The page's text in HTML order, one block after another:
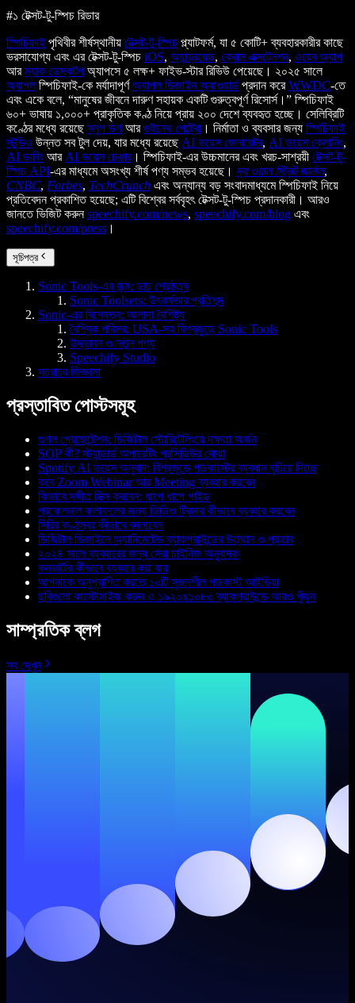
#১ টেক্সট-টু-স্পিচ রিডার
স্পিচিফাই পৃথিবীর শীর্ষস্থানীয় টেক্সট-টু-স্পিচ প্ল্যাটফর্ম, যা ৫ কোটি+ ব্যবহারকারীর কাছে
ভরসাযোগ্য এবং এর টেক্সট-টু-স্পিচ iOS, অ্যান্ড্রয়েড, ক্রোম এক্সটেনশন, ওয়েব অ্যাপ
আরম্যাক ডেস্কটপ অ্যাপসে ৫ লক্ষ+ ফাইভ-স্টার রিভিউ পেয়েছে। ২০২৫ সালে
অ্যাপলস্পিচিফাই-কে মর্যাদাপূর্ণঅ্যাপল ডিজাইন অ্যাওয়ার্ড প্রদান করেWWDC-তে
এবং একে বলে, “মানুষের জীবনে দারুণ সহায়ক একটি গুরুত্বপূর্ণ রিসোর্স।” স্পিচিফাই
৬০+ ভাষায় ১,০০০+ প্রাকৃতিক কণ্ঠ নিয়ে প্রায় ২০০ দেশে ব্যবহৃত হচ্ছে। সেলিব্রিটি
কণ্ঠের মধ্যে রয়েছেস্নুপ ডগ আরগুইনেথ পেল্ট্রো । নির্মাতা ও ব্যবসার জন্য স্পিচিফাই
স্টুডিও উন্নত সব টুল দেয়, যার মধ্যে রয়েছে AI ভয়েস জেনারেটর, AI ভয়েস ক্লোনিং,
AI ডাবিং আর AI ভয়েস চেঞ্জার। স্পিচিফাই-এর উচ্চমানের এবং খরচ-সাশ্রয়ী টেক্সট-টু-
স্পিচ API-এর মাধ্যমে অসংখ্য শীর্ষ পণ্য সম্ভব হয়েছে। দ্য ওয়াল স্ট্রিট জার্নাল,
CNBC, Forbes, TechCrunch এবং অন্যান্য বড় সংবাদমাধ্যমে স্পিচিফাই নিয়ে
প্রতিবেদন প্রকাশিত হয়েছে; এটি বিশ্বের সর্ববৃহৎ টেক্সট-টু-স্পিচ প্রদানকারী। আরও
জানতে ভিজিট করুনspeechify.com/news, speechify.com/blog এবং
speechify.com/press ।
সূচিপত্র
Sonic Tools-এর জন্ম: ডাচ শ্রেষ্ঠত্ব
Sonic Toolsets: উৎকর্ষতার প্রতিশব্দ
Sonic-এর বিশেষত্ব: আলাদা বৈশিষ্ট্য
বৈশ্বিক পরিসর: USA-সহ বিশ্বজুড়ে Sonic Tools
উদ্ভাবন ও নতুন পণ্য
Speechify Studio
সচরাচর জিজ্ঞাসা
প্রস্তাবিত পোস্টসমূহ
গুগল প্রেজেন্টেশন: ডিজিটাল স্টোরিটেলিংয়ে দক্ষতা অর্জন
SOP কী? স্ট্যান্ডার্ড অপারেটিং প্রসিডিউর বোঝা
Spotify AI ভয়েস অনুবাদ: বিশ্বজুড়ে পডকাস্টের ব্যবধান ঘুচিয়ে দিচ্ছে
কবে Zoom Webinar আর Meeting ব্যবহার করবেন
কিভাবে সঙ্গীত মিক্স করবেন: ধাপে ধাপে গাইড
প্রফেশনাল ফলাফলের জন্য ভিডিও ট্রিমার কীভাবে ব্যবহার করবেন
সিরির কণ্ঠস্বর কীভাবে বদলাবেন
ডিজিটাল ডিজাইনে অ্যানিমেটেড ব্যাকগ্রাউন্ডের উত্থান ও প্রভাব
২০২৪ সালে ব্যবহারের জন্য সেরা চাইনিজ অনুবাদক
কনভার্টার কীভাবে ব্যবহার করা যায়
আপনাকে অনুপ্রাণিত করতে ১০টি সৃজনশীল পডকাস্ট আইডিয়া
ছবিগুলো কাস্টোমাইজ করুন ও ১৯২০x১০৮০ ব্যাকগ্রাউন্ডে আরও খুঁজুন
সাম্প্রতিক ব্লগ
সব দেখুন